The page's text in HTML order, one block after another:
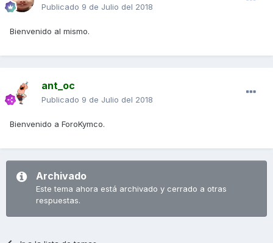
Publicado 9 de Julio del 2018
Bienvenido al mismo.
ant_oc
Publicado 9 de Julio del 2018
Bienvenido a ForoKymco.
Archivado
Este tema ahora está archivado y cerrado a otras
respuestas.